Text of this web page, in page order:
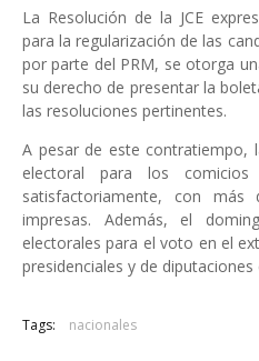
La Resolución de la JCE
para la regularización de las
por parte del PRM, se otorga
su derecho de presentar la
las resoluciones pertinentes.
A pesar de este contratiempo,
electoral para los
satisfactoriamente, con
impresas. Además, el
electorales para el voto en el
presidenciales y de
Tags: nacionales